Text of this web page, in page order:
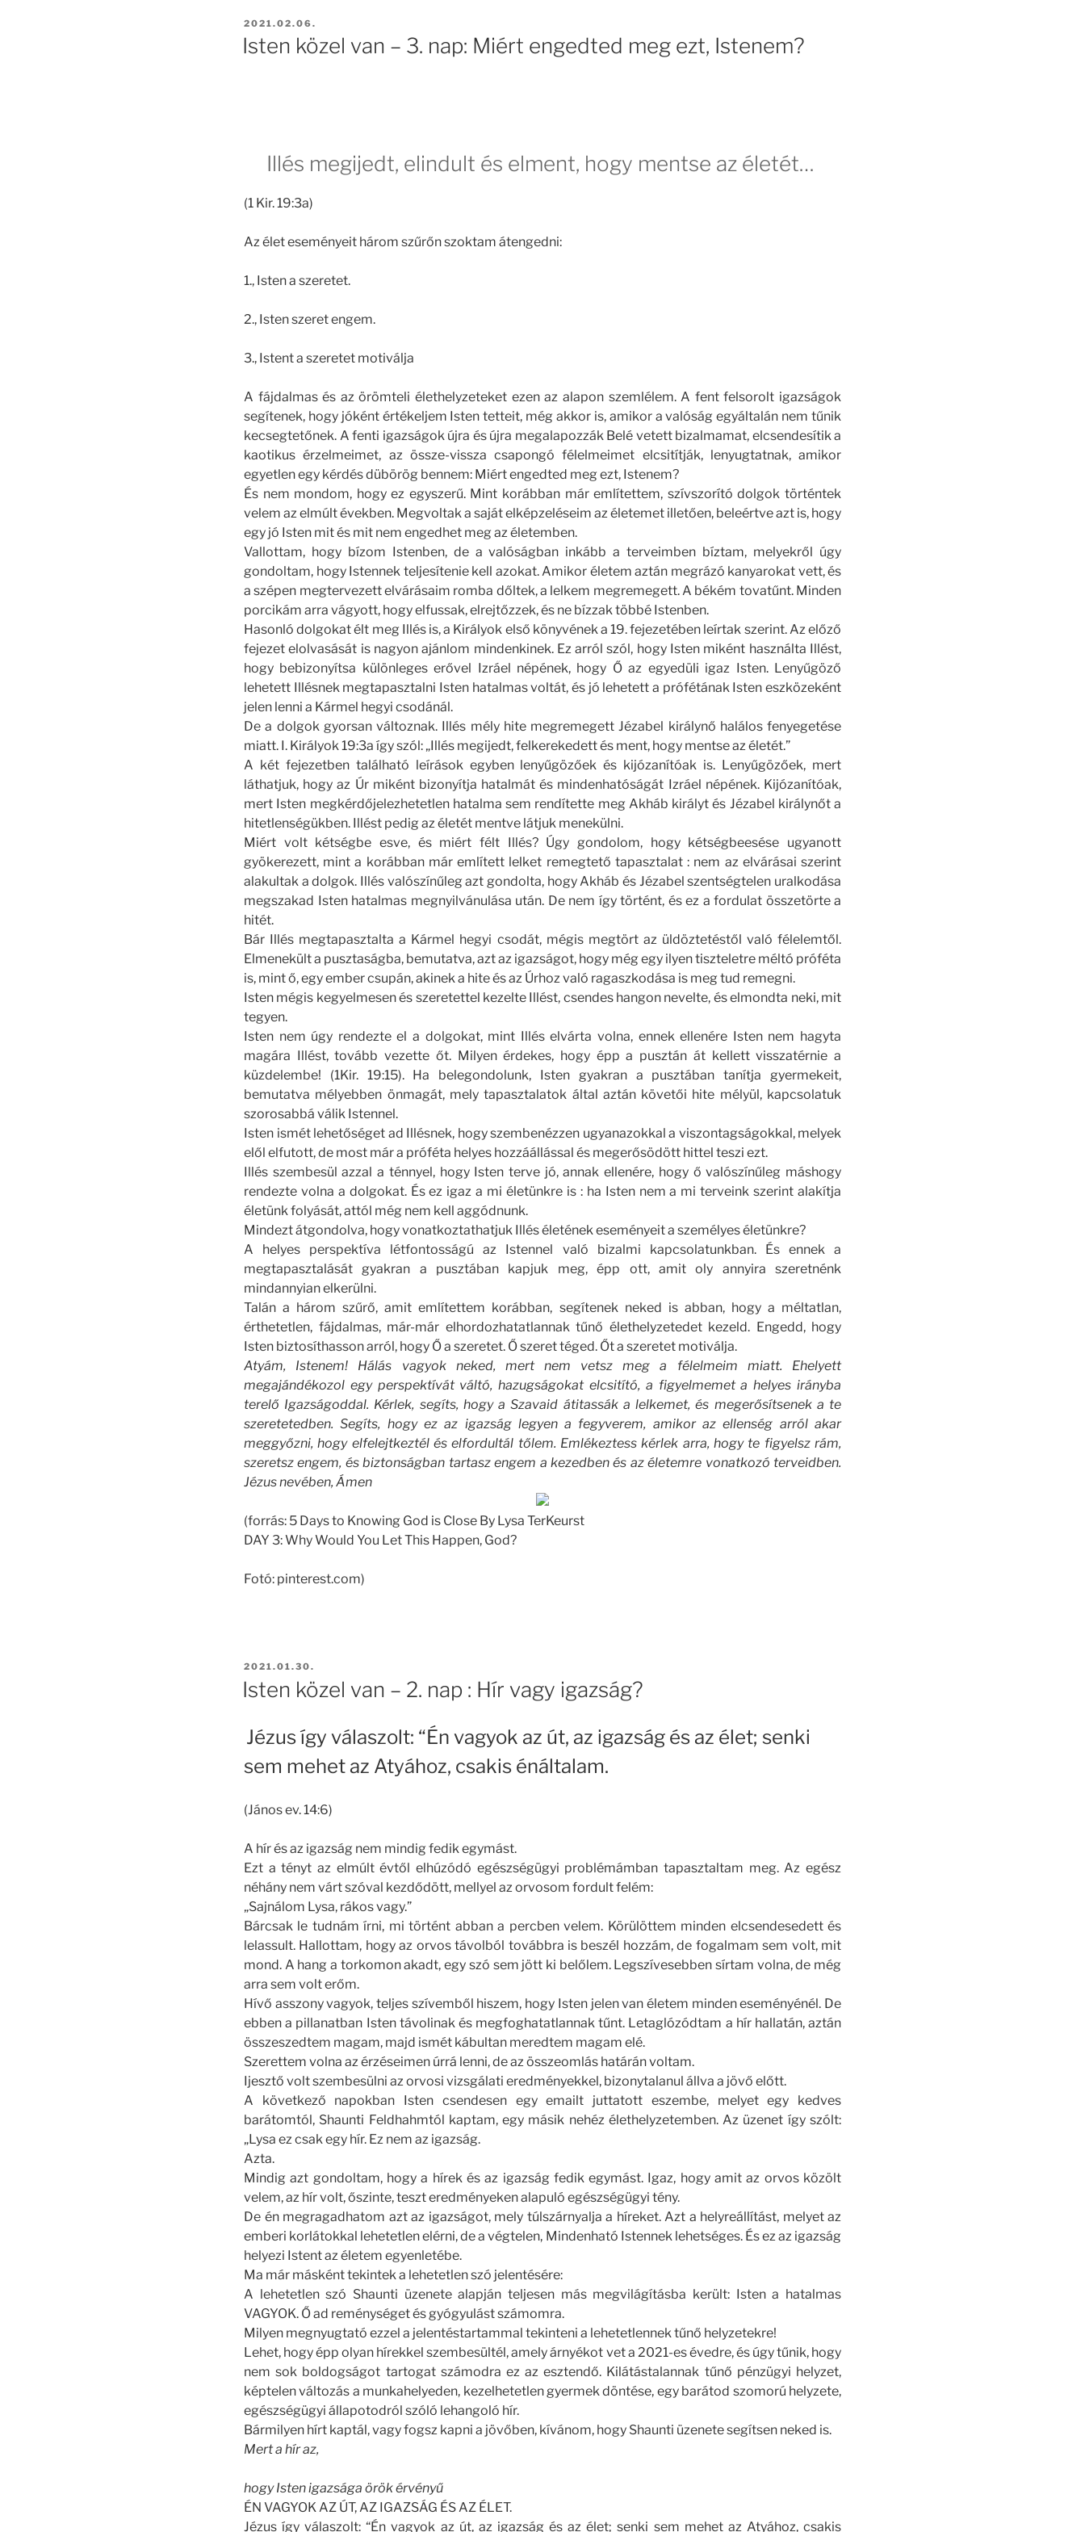
POSTED
ON
2021.02.06.
Isten közel van – 3. nap: Miért engedted meg ezt, Istenem?
Illés megijedt, elindult és elment, hogy mentse az életét…
(1 Kir. 19:3a)
Az élet eseményeit három szűrőn szoktam átengedni:
1., Isten a szeretet.
2., Isten szeret engem.
3., Istent a szeretet motiválja
A fájdalmas és az örömteli élethelyzeteket ezen az alapon szemlélem. A fent felsorolt igazságok
segítenek, hogy jóként értékeljem Isten tetteit, még akkor is, amikor a valóság egyáltalán nem tűnik
kecsegtetőnek. A fenti igazságok újra és újra megalapozzák Belé vetett bizalmamat, elcsendesítik a
kaotikus érzelmeimet, az össze-vissza csapongó félelmeimet elcsitítják, lenyugtatnak, amikor
egyetlen egy kérdés dübörög bennem: Miért engedted meg ezt, Istenem?
És nem mondom, hogy ez egyszerű. Mint korábban már említettem, szívszorító dolgok történtek
velem az elmúlt években. Megvoltak a saját elképzeléseim az életemet illetően, beleértve azt is, hogy
egy jó Isten mit és mit nem engedhet meg az életemben.
Vallottam, hogy bízom Istenben, de a valóságban inkább a terveimben bíztam, melyekről úgy
gondoltam, hogy Istennek teljesítenie kell azokat. Amikor életem aztán megrázó kanyarokat vett, és
a szépen megtervezett elvárásaim romba dőltek, a lelkem megremegett. A békém tovatűnt. Minden
porcikám arra vágyott, hogy elfussak, elrejtőzzek, és ne bízzak többé Istenben.
Hasonló dolgokat élt meg Illés is, a Királyok első könyvének a 19. fejezetében leírtak szerint. Az előző
fejezet elolvasását is nagyon ajánlom mindenkinek. Ez arról szól, hogy Isten miként használta Illést,
hogy bebizonyítsa különleges erővel Izráel népének, hogy Ő az egyedüli igaz Isten. Lenyűgöző
lehetett Illésnek megtapasztalni Isten hatalmas voltát, és jó lehetett a prófétának Isten eszközeként
jelen lenni a Kármel hegyi csodánál.
De a dolgok gyorsan változnak. Illés mély hite megremegett Jézabel királynő halálos fenyegetése
miatt. I. Királyok 19:3a így szól: „Illés megijedt, felkerekedett és ment, hogy mentse az életét.”
A két fejezetben található leírások egyben lenyűgözőek és kijózanítóak is. Lenyűgözőek, mert
láthatjuk, hogy az Úr miként bizonyítja hatalmát és mindenhatóságát Izráel népének. Kijózanítóak,
mert Isten megkérdőjelezhetetlen hatalma sem rendítette meg Akháb királyt és Jézabel királynőt a
hitetlenségükben. Illést pedig az életét mentve látjuk menekülni.
Miért volt kétségbe esve, és miért félt Illés? Úgy gondolom, hogy kétségbeesése ugyanott
gyökerezett, mint a korábban már említett lelket remegtető tapasztalat : nem az elvárásai szerint
alakultak a dolgok. Illés valószínűleg azt gondolta, hogy Akháb és Jézabel szentségtelen uralkodása
megszakad Isten hatalmas megnyilvánulása után. De nem így történt, és ez a fordulat összetörte a
hitét.
Bár Illés megtapasztalta a Kármel hegyi csodát, mégis megtört az üldöztetéstől való félelemtől.
Elmenekült a pusztaságba, bemutatva, azt az igazságot, hogy még egy ilyen tiszteletre méltó próféta
is, mint ő, egy ember csupán, akinek a hite és az Úrhoz való ragaszkodása is meg tud remegni.
Isten mégis kegyelmesen és szeretettel kezelte Illést, csendes hangon nevelte, és elmondta neki, mit
tegyen.
Isten nem úgy rendezte el a dolgokat, mint Illés elvárta volna, ennek ellenére Isten nem hagyta
magára Illést, tovább vezette őt. Milyen érdekes, hogy épp a pusztán át kellett visszatérnie a
küzdelembe! (1Kir. 19:15). Ha belegondolunk, Isten gyakran a pusztában tanítja gyermekeit,
bemutatva mélyebben önmagát, mely tapasztalatok által aztán követői hite mélyül, kapcsolatuk
szorosabbá válik Istennel.
Isten ismét lehetőséget ad Illésnek, hogy szembenézzen ugyanazokkal a viszontagságokkal, melyek
elől elfutott, de most már a próféta helyes hozzáállással és megerősödött hittel teszi ezt.
Illés szembesül azzal a ténnyel, hogy Isten terve jó, annak ellenére, hogy ő valószínűleg máshogy
rendezte volna a dolgokat. És ez igaz a mi életünkre is : ha Isten nem a mi terveink szerint alakítja
életünk folyását, attól még nem kell aggódnunk.
Mindezt átgondolva, hogy vonatkoztathatjuk Illés életének eseményeit a személyes életünkre?
A helyes perspektíva létfontosságú az Istennel való bizalmi kapcsolatunkban. És ennek a
megtapasztalását gyakran a pusztában kapjuk meg, épp ott, amit oly annyira szeretnénk
mindannyian elkerülni.
Talán a három szűrő, amit említettem korábban, segítenek neked is abban, hogy a méltatlan,
érthetetlen, fájdalmas, már-már elhordozhatatlannak tűnő élethelyzetedet kezeld. Engedd, hogy
Isten biztosíthasson arról, hogy Ő a szeretet. Ő szeret téged. Őt a szeretet motiválja.
Atyám, Istenem! Hálás vagyok neked, mert nem vetsz meg a félelmeim miatt. Ehelyett
megajándékozol egy perspektívát váltó, hazugságokat elcsitító, a figyelmemet a helyes irányba
terelő Igazságoddal. Kérlek, segíts, hogy a Szavaid átitassák a lelkemet, és megerősítsenek a te
szeretetedben. Segíts, hogy ez az igazság legyen a fegyverem, amikor az ellenség arról akar
meggyőzni, hogy elfelejtkeztél és elfordultál tőlem. Emlékeztess kérlek arra, hogy te figyelsz rám,
szeretsz engem, és biztonságban tartasz engem a kezedben és az életemre vonatkozó terveidben.
Jézus nevében, Ámen
(forrás: 5 Days to Knowing God is Close By Lysa TerKeurst
DAY 3: Why Would You Let This Happen, God?
Fotó: pinterest.com)
POSTED
ON
2021.01.30.
Isten közel van – 2. nap : Hír vagy igazság?
Jézus így válaszolt: “Én vagyok az út, az igazság és az élet; senki
sem mehet az Atyához, csakis énáltalam.
(János ev. 14:6)
A hír és az igazság nem mindig fedik egymást.
Ezt a tényt az elmúlt évtől elhúzódó egészségügyi problémámban tapasztaltam meg. Az egész
néhány nem várt szóval kezdődött, mellyel az orvosom fordult felém:
„Sajnálom Lysa, rákos vagy.”
Bárcsak le tudnám írni, mi történt abban a percben velem. Körülöttem minden elcsendesedett és
lelassult. Hallottam, hogy az orvos távolból továbbra is beszél hozzám, de fogalmam sem volt, mit
mond. A hang a torkomon akadt, egy szó sem jött ki belőlem. Legszívesebben sírtam volna, de még
arra sem volt erőm.
Hívő asszony vagyok, teljes szívemből hiszem, hogy Isten jelen van életem minden eseményénél. De
ebben a pillanatban Isten távolinak és megfoghatatlannak tűnt. Letaglózódtam a hír hallatán, aztán
összeszedtem magam, majd ismét kábultan meredtem magam elé.
Szerettem volna az érzéseimen úrrá lenni, de az összeomlás határán voltam.
Ijesztő volt szembesülni az orvosi vizsgálati eredményekkel, bizonytalanul állva a jövő előtt.
A következő napokban Isten csendesen egy emailt juttatott eszembe, melyet egy kedves
barátomtól, Shaunti Feldhahmtól kaptam, egy másik nehéz élethelyzetemben. Az üzenet így szólt:
„Lysa ez csak egy hír. Ez nem az igazság.
Azta.
Mindig azt gondoltam, hogy a hírek és az igazság fedik egymást. Igaz, hogy amit az orvos közölt
velem, az hír volt, őszinte, teszt eredményeken alapuló egészségügyi tény.
De én megragadhatom azt az igazságot, mely túlszárnyalja a híreket. Azt a helyreállítást, melyet az
emberi korlátokkal lehetetlen elérni, de a végtelen, Mindenható Istennek lehetséges. És ez az igazság
helyezi Istent az életem egyenletébe.
Ma már másként tekintek a lehetetlen szó jelentésére:
A lehetetlen szó Shaunti üzenete alapján teljesen más megvilágításba került: Isten a hatalmas
VAGYOK. Ő ad reménységet és gyógyulást számomra.
Milyen megnyugtató ezzel a jelentéstartammal tekinteni a lehetetlennek tűnő helyzetekre!
Lehet, hogy épp olyan hírekkel szembesültél, amely árnyékot vet a 2021-es évedre, és úgy tűnik, hogy
nem sok boldogságot tartogat számodra ez az esztendő. Kilátástalannak tűnő pénzügyi helyzet,
képtelen változás a munkahelyeden, kezelhetetlen gyermek döntése, egy barátod szomorú helyzete,
egészségügyi állapotodról szóló lehangoló hír.
Bármilyen hírt kaptál, vagy fogsz kapni a jövőben, kívánom, hogy Shaunti üzenete segítsen neked is.
Mert a hír az,
hogy Isten igazsága örök érvényű
ÉN VAGYOK AZ ÚT, AZ IGAZSÁG ÉS AZ ÉLET.
Jézus így válaszolt: “Én vagyok az út, az igazság és az élet; senki sem mehet az Atyához, csakis